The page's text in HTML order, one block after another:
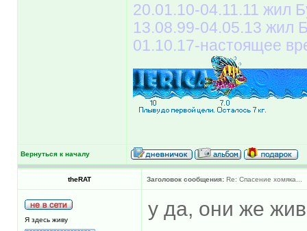
20.01.10-04.11.11 жил
13.08.99-04.05.13 жил
01.10.17-настоящее
Вернуться к началу
theRAT Заголовок сообщения: Re: Спасение хомяка...
Я здесь живу у да, они же